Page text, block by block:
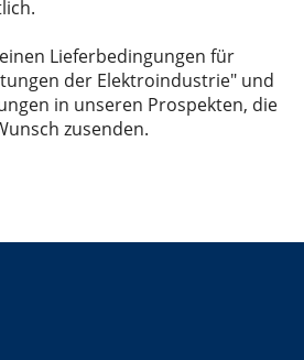
Lieferbedingungen für
der Elektroindustrie" und
in unseren Prospekten, die
zusenden.